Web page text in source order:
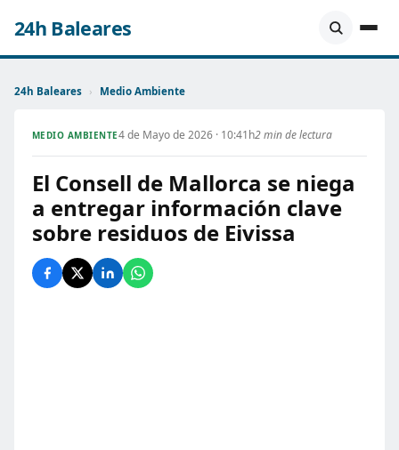
24h Baleares
24h Baleares › Medio Ambiente
MEDIO AMBIENTE4 de Mayo de 2026 · 10:41h2 min de lectura
El Consell de Mallorca se niega
a entregar información clave
sobre residuos de Eivissa